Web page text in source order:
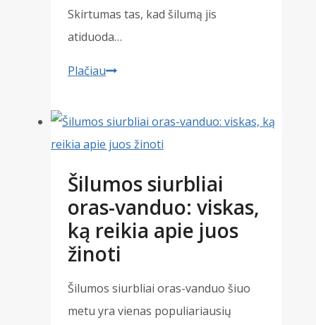
Skirtumas tas, kad šilumą jis
atiduoda…
PlačiauŠilumos
dažniausiai
užduodami
Šilumos siurbliai
oras-vanduo: viskas,
ką reikia apie juos
žinoti
Šilumos siurbliai oras-vanduo šiuo
metu yra vienas populiariausių